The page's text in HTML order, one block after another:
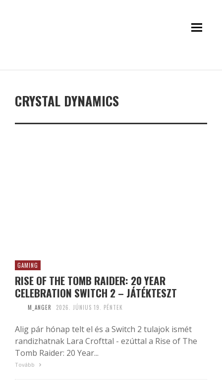
CRYSTAL DYNAMICS
GAMING
RISE OF THE TOMB RAIDER: 20 YEAR
CELEBRATION SWITCH 2 – JÁTÉKTESZT
M_ANGER 2026. JÚNIUS 19. PÉNTEK
Alig pár hónap telt el és a Switch 2 tulajok ismét
randizhatnak Lara Crofttal - ezúttal a Rise of The
Tomb Raider: 20 Year...
Tovább